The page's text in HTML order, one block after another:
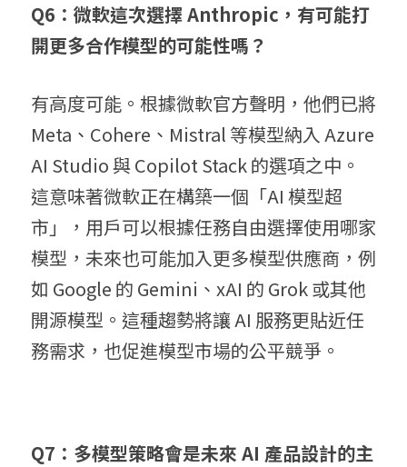
Q6：微軟這次選擇 Anthropic，有可能打
開更多合作模型的可能性嗎？
有高度可能。根據微軟官方聲明，他們已將
Meta、Cohere、Mistral 等模型納入 Azure
AI Studio 與 Copilot Stack 的選項之中。
這意味著微軟正在構築一個「AI 模型超
市」，用戶可以根據任務自由選擇使用哪家
模型，未來也可能加入更多模型供應商，例
如 Google 的 Gemini、xAI 的 Grok 或其他
開源模型。這種趨勢將讓 AI 服務更貼近任
務需求，也促進模型市場的公平競爭。
Q7：多模型策略會是未來 AI 產品設計的主